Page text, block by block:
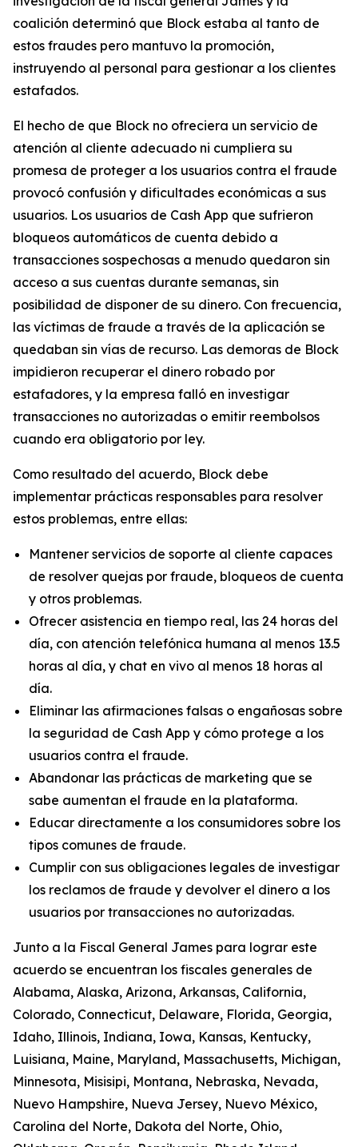
coalición determinó que Block estaba al tanto de
estos fraudes pero mantuvo la promoción,
instruyendo al personal para gestionar a los clientes
estafados.
El hecho de que Block no ofreciera un servicio de
atención al cliente adecuado ni cumpliera su
promesa de proteger a los usuarios contra el fraude
provocó confusión y dificultades económicas a sus
usuarios. Los usuarios de Cash App que sufrieron
bloqueos automáticos de cuenta debido a
transacciones sospechosas a menudo quedaron sin
acceso a sus cuentas durante semanas, sin
posibilidad de disponer de su dinero. Con frecuencia,
las víctimas de fraude a través de la aplicación se
quedaban sin vías de recurso. Las demoras de Block
impidieron recuperar el dinero robado por
estafadores, y la empresa falló en investigar
transacciones no autorizadas o emitir reembolsos
cuando era obligatorio por ley.
Como resultado del acuerdo, Block debe
implementar prácticas responsables para resolver
estos problemas, entre ellas:
Mantener servicios de soporte al cliente capaces
de resolver quejas por fraude, bloqueos de cuenta
y otros problemas.
Ofrecer asistencia en tiempo real, las 24 horas del
día, con atención telefónica humana al menos 13.5
horas al día, y chat en vivo al menos 18 horas al
día.
Eliminar las afirmaciones falsas o engañosas sobre
la seguridad de Cash App y cómo protege a los
usuarios contra el fraude.
Abandonar las prácticas de marketing que se
sabe aumentan el fraude en la plataforma.
Educar directamente a los consumidores sobre los
tipos comunes de fraude.
Cumplir con sus obligaciones legales de investigar
los reclamos de fraude y devolver el dinero a los
usuarios por transacciones no autorizadas.
Junto a la Fiscal General James para lograr este
acuerdo se encuentran los fiscales generales de
Alabama, Alaska, Arizona, Arkansas, California,
Colorado, Connecticut, Delaware, Florida, Georgia,
Idaho, Illinois, Indiana, Iowa, Kansas, Kentucky,
Luisiana, Maine, Maryland, Massachusetts, Michigan,
Minnesota, Misisipi, Montana, Nebraska, Nevada,
Nuevo Hampshire, Nueva Jersey, Nuevo México,
Carolina del Norte, Dakota del Norte, Ohio,